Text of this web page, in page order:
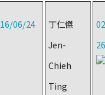
06/24
丁仁傑
Jen-
Chieh
Ting